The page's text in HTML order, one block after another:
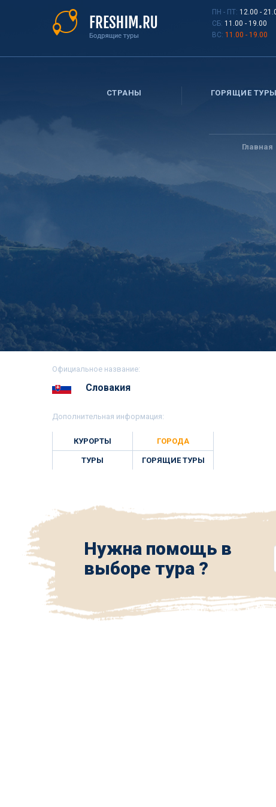
ПН - ПТ: 12.00 -
СБ: 11.00 - 19.00
ВС: 11.00 - 19.00
СТРАНЫ ГОРЯЩИЕ ТУРЫ
Вы
здесь
Главная
Официальное название:
Словакия
Дополнительная информация:
КУРОРТЫ ГОРОДА
ТУРЫ ГОРЯЩИЕ ТУРЫ
Нужна помощь в
выборе тура ?
*